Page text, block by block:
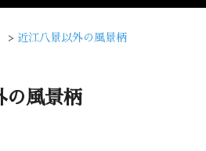
> 近江八景以外の風景柄
の風景柄